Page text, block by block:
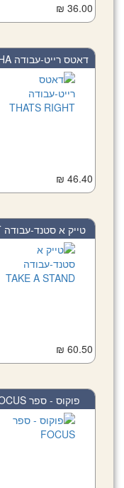
36.00 ₪
דאטס רייט-עבודה THA...
46.40 ₪
טייק א סטנד-עבודה T...
60.50 ₪
פוקוס - ספר FOCUS